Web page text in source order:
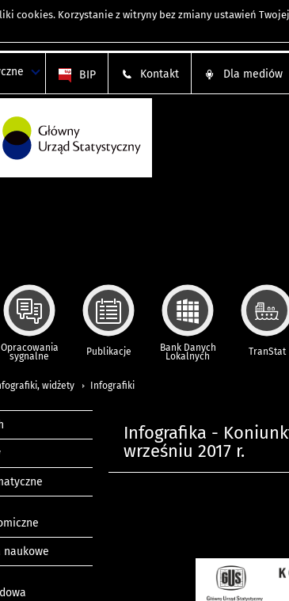
cookies. Korzystanie z witryny bez zmiany ustawień
BIP Kontakt Dla mediów
Opracowania
sygnalne Publikacje Bank Danych
Lokalnych TranStat
widżety Infografiki
Infografika -
wrześniu 2017 r.
naukowe